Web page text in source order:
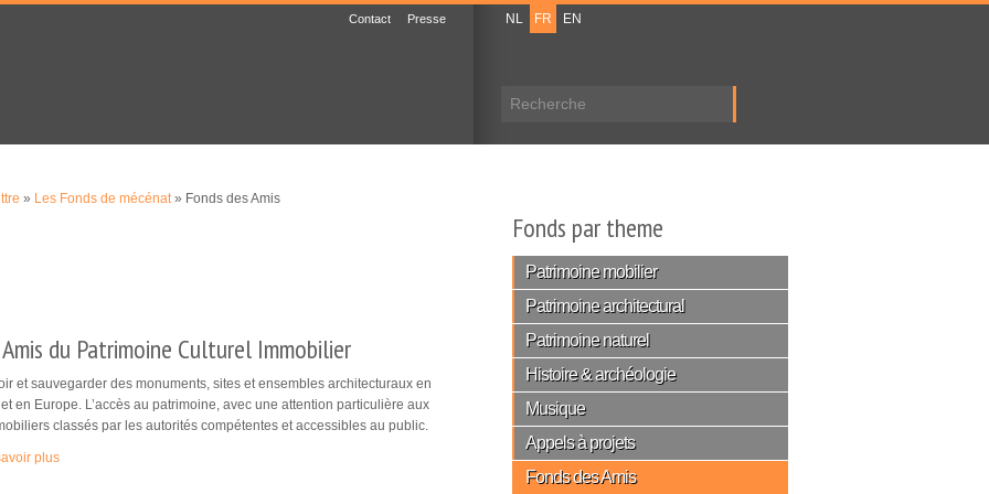
Contact Presse NL FR
EN
» Les Fonds de mécénat» Fonds des Amis
du Patrimoine Culturel Immobilier
et sauvegarder des monuments, sites et ensembles architecturaux en
en Europe. L’accès au patrimoine, avec une attention particulière aux
classés par les autorités compétentes et accessibles au public.
plus
Fonds par theme
Patrimoine mobilier
Patrimoine architectural
Patrimoine naturel
Histoire & archéologie
Musique
Appels à projets
Fonds des Amis